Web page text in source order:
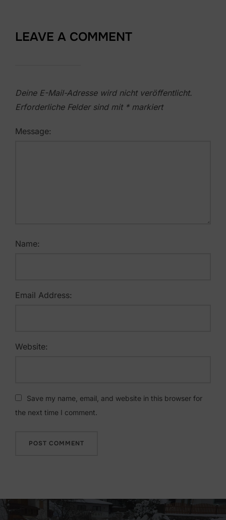
LEAVE A COMMENT
Deine E-Mail-Adresse wird nicht veröffentlicht.
Erforderliche Felder sind mit *markiert
Message:
Name:
Email Address:
Website:
Save my name, email, and website in this browser for
the next time I comment.
Beitragsnavigation